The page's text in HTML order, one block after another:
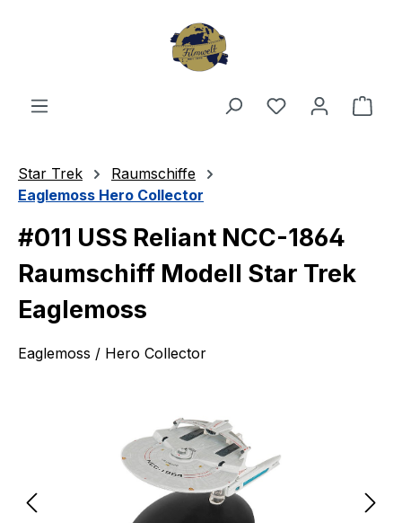
Du hast 0
Star Trek
Raumschiffe
Eaglemoss Hero Collector
#011 USS Reliant NCC-1864
Raumschiff Modell Star Trek
Eaglemoss
Eaglemoss / Hero Collector